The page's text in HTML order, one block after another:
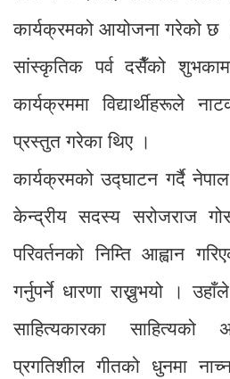
कार्यक्रमको आयोजना गरेको छ
सांस्कृतिक पर्व दसैँको
कार्यक्रममा विद्यार्थीहरूले
प्रस्तुत गरेका थिए ।
कार्यक्रमको उद्घाटन गर्दै
केन्द्रीय सदस्य सरोजराज
परिवर्तनको निम्ति आह्वान
गर्नुपर्ने धारणा राख्नुभयो । उहाँले
साहित्यकारका साहित्यको
प्रगतिशील गीतको धुनमा नाच्न